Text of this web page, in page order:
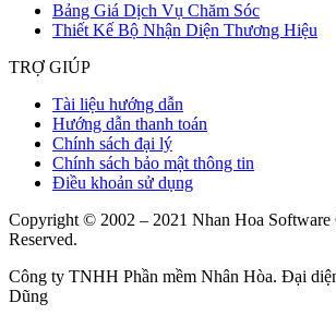
Bảng Giá Dịch Vụ Chăm Sóc
Thiết Kế Bộ Nhận Diện Thương Hiệu
TRỢ GIÚP
Tài liệu hướng dẫn
Hướng dẫn thanh toán
Chính sách đại lý
Chính sách bảo mật thông tin
Điều khoản sử dụng
Copyright © 2002 – 2021 Nhan Hoa
Reserved.
Công ty TNHH Phần mềm Nhân Hòa. Đại
Dũng